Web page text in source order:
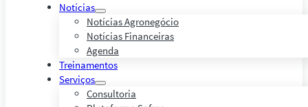
Notícias
Notícias Agronegócio
Notícias Financeiras
Agenda
Treinamentos
Serviços
Consultoria